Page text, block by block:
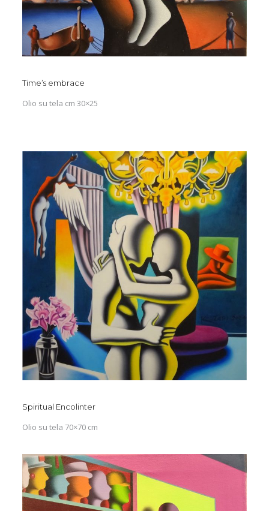
Time’s embrace
Olio su tela cm 30×25
Spiritual Encolinter
Olio su tela 70×70 cm